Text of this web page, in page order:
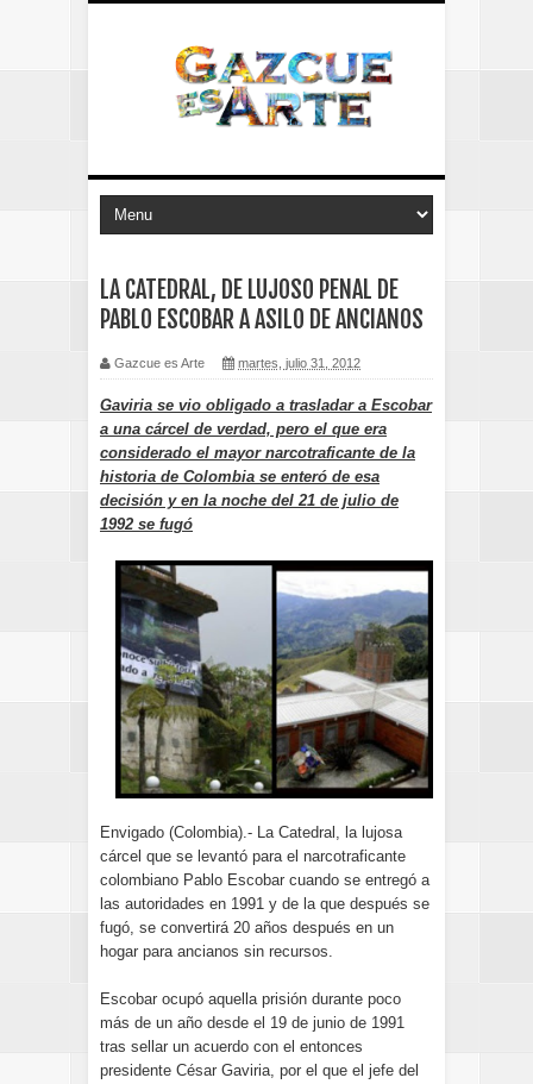
LA CATEDRAL, DE LUJOSO PENAL DE
PABLO ESCOBAR A ASILO DE ANCIANOS
Gazcue es Arte martes, julio 31, 2012
Gaviria se vio obligado a trasladar a Escobar
a una cárcel de verdad, pero el que era
considerado el mayor narcotraficante de la
historia de Colombia se enteró de esa
decisión y en la noche del 21 de julio de
1992 se fugó
Envigado (Colombia).- La Catedral, la lujosa
cárcel que se levantó para el narcotraficante
colombiano Pablo Escobar cuando se entregó a
las autoridades en 1991 y de la que después se
fugó, se convertirá 20 años después en un
hogar para ancianos sin recursos.
Escobar ocupó aquella prisión durante poco
más de un año desde el 19 de junio de 1991
tras sellar un acuerdo con el entonces
presidente César Gaviria, por el que el jefe del